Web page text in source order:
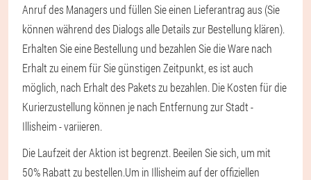
Anruf des Managers und füllen Sie einen Lieferantrag aus (Sie
können während des Dialogs alle Details zur Bestellung klären).
Erhalten Sie eine Bestellung und bezahlen Sie die Ware nach
Erhalt zu einem für Sie günstigen Zeitpunkt, es ist auch
möglich, nach Erhalt des Pakets zu bezahlen. Die Kosten für die
Kurierzustellung können je nach Entfernung zur Stadt -
Illisheim - variieren.
Die Laufzeit der Aktion ist begrenzt. Beeilen Sie sich, um mit
50% Rabatt zu bestellen.Um in Illisheim auf der offiziellen